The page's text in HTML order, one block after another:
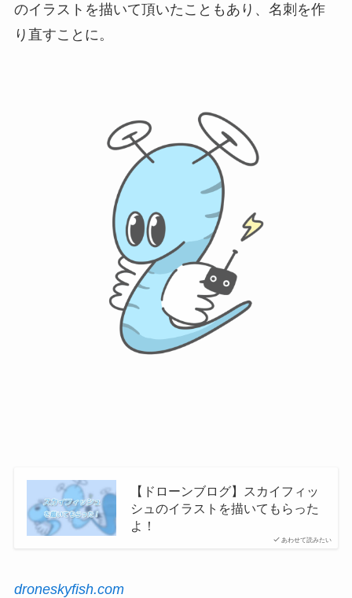
のイラストを描いて頂いたこともあり、名刺を作
り直すことに。
あわせて読みたい
【ドローンブログ】スカイフィッ
シュのイラストを描いてもらった
よ！
droneskyfish.com